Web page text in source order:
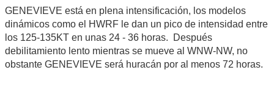
GENEVIEVE está en plena intensificación, los modelos
dinámicos como el HWRF le dan un pico de intensidad entre
los 125-135KT en unas 24 - 36 horas. Después
debilitamiento lento mientras se mueve al WNW-NW, no
obstante GENEVIEVE será huracán por al menos 72 horas.